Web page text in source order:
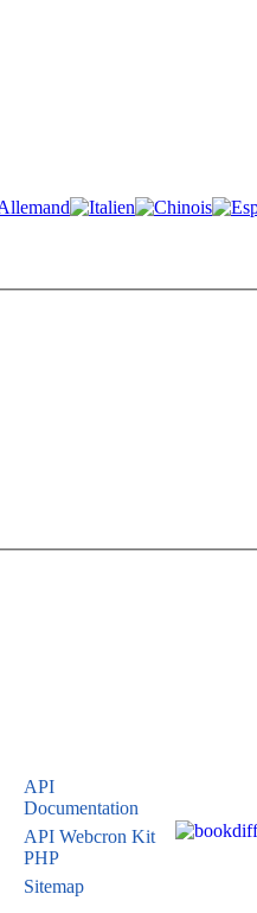
API
Documentation
API Webcron Kit
PHP
Sitemap